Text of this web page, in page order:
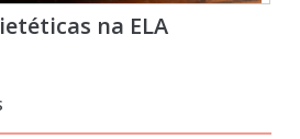
na ELA